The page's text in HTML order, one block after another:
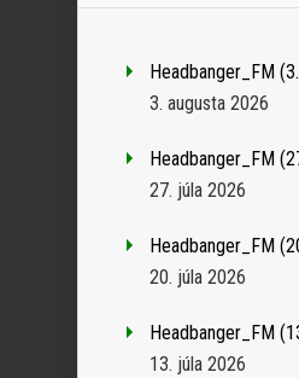
Headbanger_FM
3. augusta 2026
Headbanger_FM
27. júla 2026
Headbanger_FM
20. júla 2026
Headbanger_FM
13. júla 2026